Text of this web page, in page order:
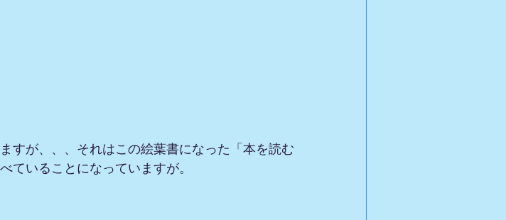
すが、、、それはこの絵葉書になった「本を読む
ていることになっていますが。